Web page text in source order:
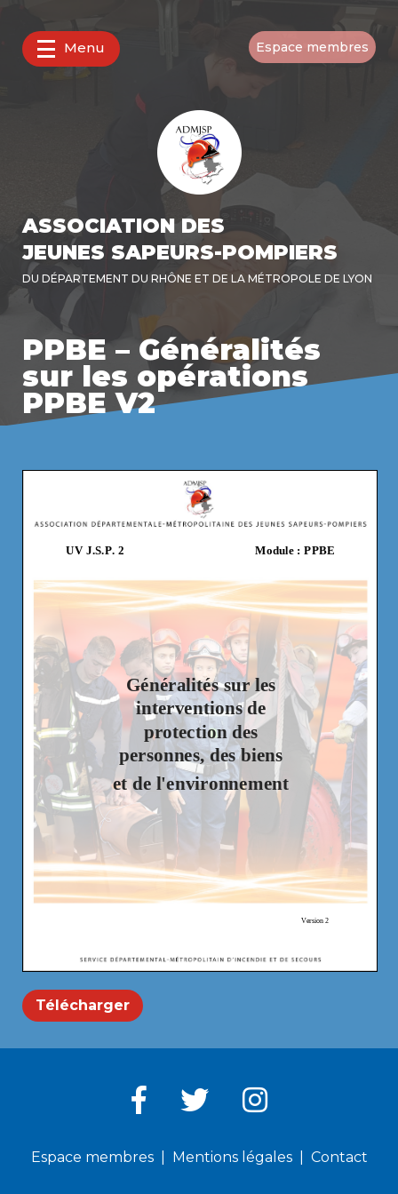
Menu Espace membres
ASSOCIATION DES
JEUNES SAPEURS-POMPIERS
DU DÉPARTEMENT DU RHÔNE ET DE LA MÉTROPOLE DE LYON
PPBE – Généralités
sur les opérations
PPBE V2
Télécharger
Espace membres Mentions légales Contact